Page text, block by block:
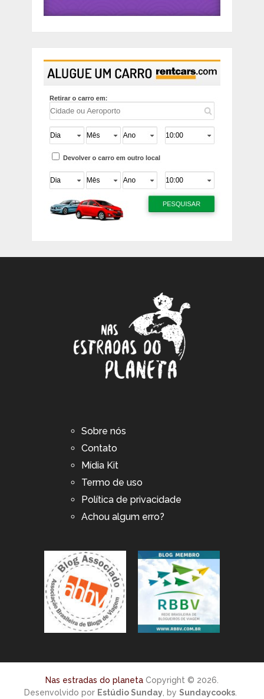
Sobre nós
Contato
Mídia Kit
Termo de uso
Política de privacidade
Achou algum erro?
Nas estradas do planetaCopyright © 2026.
Desenvolvido por Estúdio Sunday, bySundaycooks.